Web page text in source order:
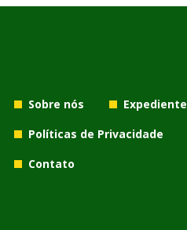
Sobre nós
Expediente
Políticas de Privacidade
Contato